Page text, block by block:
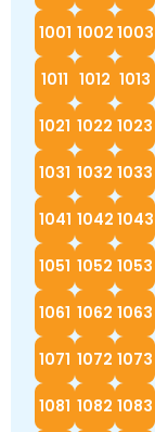
1001 1002 1003
1011 1012 1013
1021 1022 1023
1031 1032 1033
1041 1042 1043
1051 1052 1053
1061 1062 1063
1071 1072 1073
1081 1082 1083